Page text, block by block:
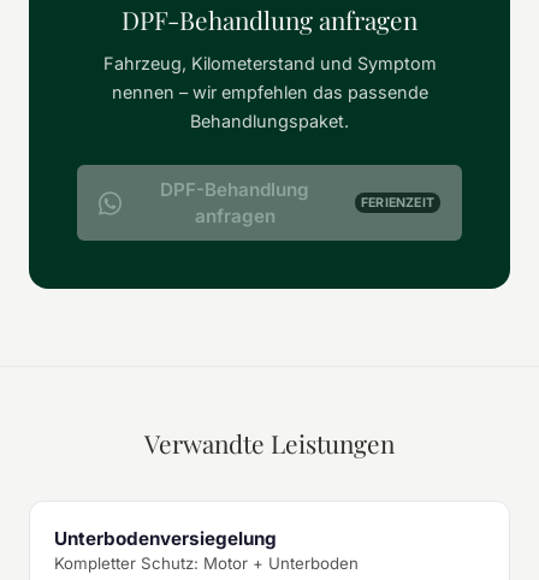
DPF-Behandlung anfragen
Fahrzeug, Kilometerstand und Symptom
nennen – wir empfehlen das passende
Behandlungspaket.
DPF-Behandlung
anfragen
FERIENZEIT
Verwandte Leistungen
Unterbodenversiegelung
Kompletter Schutz: Motor + Unterboden